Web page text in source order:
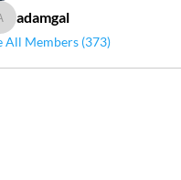
adamgal
adamgal
All Members (373)